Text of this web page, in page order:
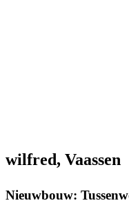
wilfred, Vaassen
Nieuwbouw: